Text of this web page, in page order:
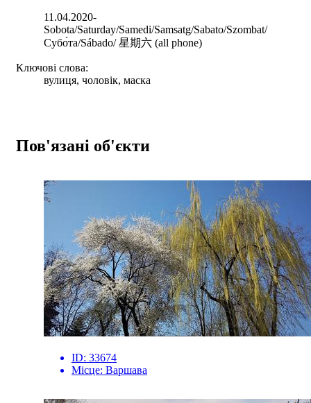
11.04.2020-
Sobota/Saturday/Samedi/Samsatg/Sabato/Szombat/
Cубо́та/Sábado/ 星期六 (all phone)
Ключові слова:
вулиця, чоловік, маска
Пов'язані об'єкти
ID: 33674
Місце: Варшава